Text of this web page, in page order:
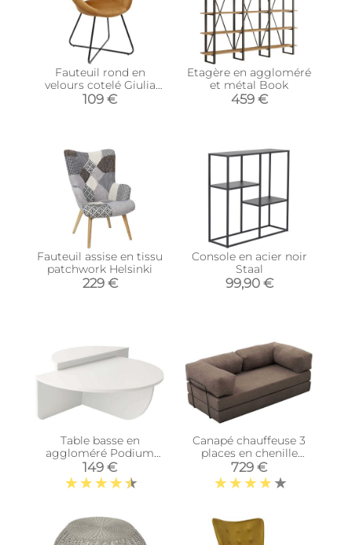
Fauteuil rond en
velours cotelé Giulia
(Jaune)
109 €
Etagère en aggloméré
et métal Book
459 €
Fauteuil assise en tissu
patchwork Helsinki
229 €
Console en acier noir
Staal
99,90 €
Table basse en
aggloméré Podium
(Blanc)
149 €
Canapé chauffeuse 3
places en chenille
Comfort (Gris)
729 €